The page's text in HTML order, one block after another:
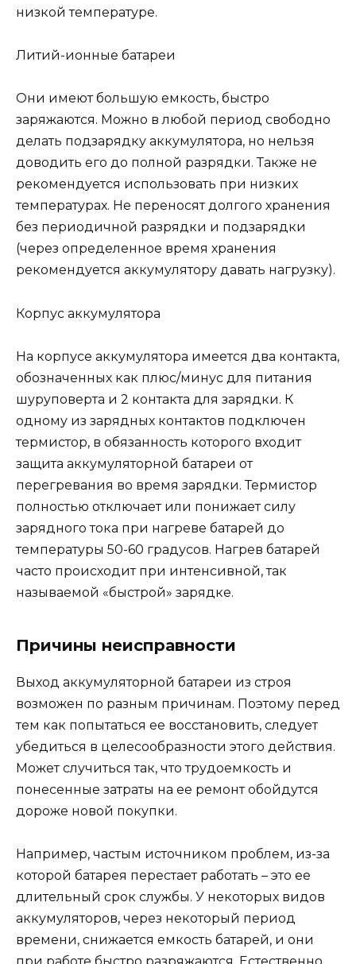
низкой температуре.
Литий-ионные батареи
Они имеют большую емкость, быстро
заряжаются. Можно в любой период свободно
делать подзарядку аккумулятора, но нельзя
доводить его до полной разрядки. Также не
рекомендуется использовать при низких
температурах. Не переносят долгого хранения
без периодичной разрядки и подзарядки
(через определенное время хранения
рекомендуется аккумулятору давать нагрузку).
Корпус аккумулятора
На корпусе аккумулятора имеется два контакта,
обозначенных как плюс/минус для питания
шуруповерта и 2 контакта для зарядки. К
одному из зарядных контактов подключен
термистор, в обязанность которого входит
защита аккумуляторной батареи от
перегревания во время зарядки. Термистор
полностью отключает или понижает силу
зарядного тока при нагреве батарей до
температуры 50-60 градусов. Нагрев батарей
часто происходит при интенсивной, так
называемой «быстрой» зарядке.
Причины неисправности
Выход аккумуляторной батареи из строя
возможен по разным причинам. Поэтому перед
тем как попытаться ее восстановить, следует
убедиться в целесообразности этого действия.
Может случиться так, что трудоемкость и
понесенные затраты на ее ремонт обойдутся
дороже новой покупки.
Например, частым источником проблем, из-за
которой батарея перестает работать – это ее
длительный срок службы. У некоторых видов
аккумуляторов, через некоторый период
времени, снижается емкость батарей, и они